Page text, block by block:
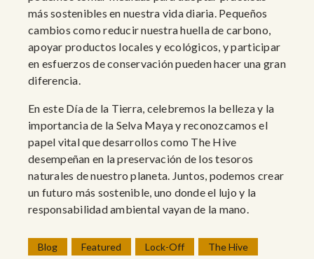
más sostenibles en nuestra vida diaria. Pequeños
cambios como reducir nuestra huella de carbono,
apoyar productos locales y ecológicos, y participar
en esfuerzos de conservación pueden hacer una gran
diferencia.
En este Día de la Tierra, celebremos la belleza y la
importancia de la Selva Maya y reconozcamos el
papel vital que desarrollos como The Hive
desempeñan en la preservación de los tesoros
naturales de nuestro planeta. Juntos, podemos crear
un futuro más sostenible, uno donde el lujo y la
responsabilidad ambiental vayan de la mano.
Blog Featured Lock-Off The Hive